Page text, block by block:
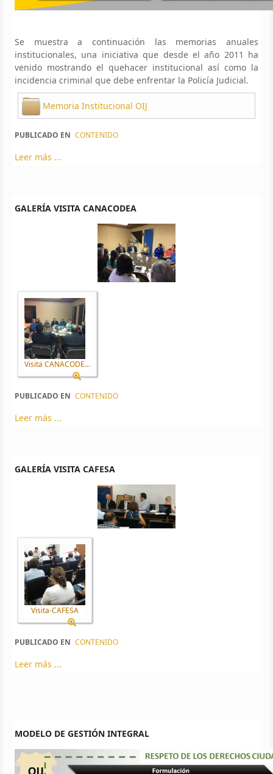
Se muestra a continuación las memorias anuales
institucionales, una iniciativa que desde el año 2011 ha
venido mostrando el quehacer institucional así como la
incidencia criminal que debe enfrentar la Policía Judicial.
Memoria Institucional OIJ
PUBLICADO EN CONTENIDO
Leer más ...
GALERÍA VISITA CANACODEA
Visita CANACODE...
PUBLICADO EN CONTENIDO
Leer más ...
GALERÍA VISITA CAFESA
Visita-CAFESA
PUBLICADO EN CONTENIDO
Leer más ...
MODELO DE GESTIÓN INTEGRAL